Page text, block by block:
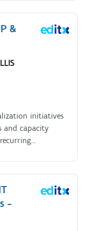
&
initiatives
and capacity
-